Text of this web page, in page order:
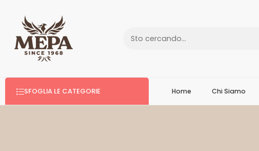
SFOGLIA LE CATEGORIE Home Chi Siamo